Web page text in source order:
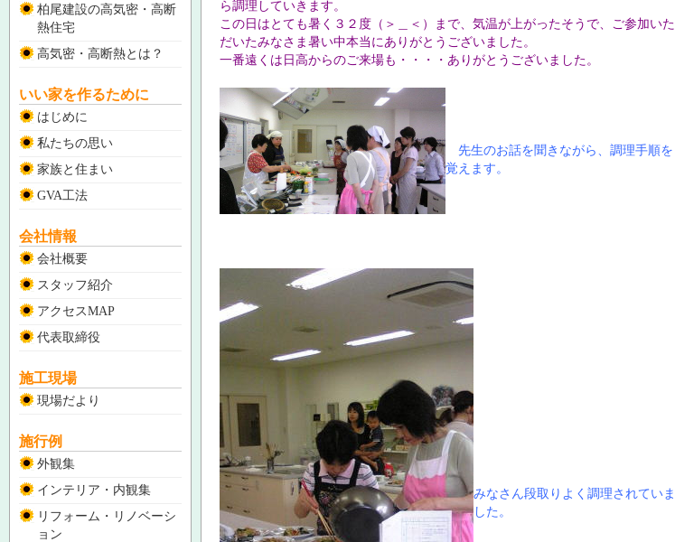
柏尾建設の高気密・高断
熱住宅
高気密・高断熱とは？
いい家を作るために
はじめに
私たちの思い
家族と住まい
GVA工法
会社情報
会社概要
スタッフ紹介
アクセスMAP
代表取締役
施工現場
現場だより
施行例
外観集
インテリア・内観集
リフォーム・リノベーシ
ョン
ら調理していきます。
この日はとても暑く３２度（＞＿＜）まで、気温が上がったそうで、ご参加いた
だいたみなさま暑い中本当にありがとうございました。
一番遠くは日高からのご来場も・・・・ありがとうございました。
先生のお話を聞きながら、調理手順を
覚えます。
みなさん段取りよく調理されていま
した。